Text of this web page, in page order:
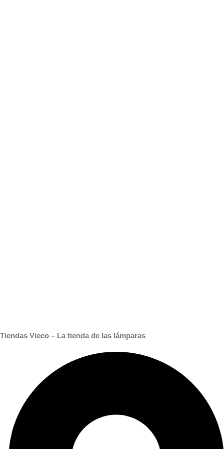
Tiendas Vieco – La tienda de las lámparas